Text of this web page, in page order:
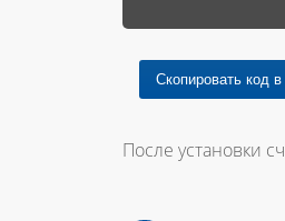
После установки